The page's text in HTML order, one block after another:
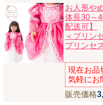
お人形や
体長30～
配送可】
＜プリン
プリンセ
現在お品
気軽にお
販売価格